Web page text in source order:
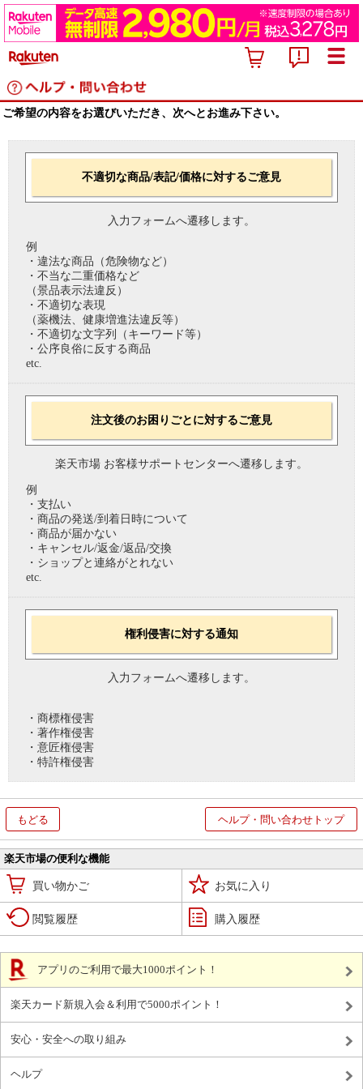
ご希望の内容をお選びいただき、次へとお進み下さい。
不適切な商品/表記/価格に対するご意見
入力フォームへ遷移します。
例
・違法な商品（危険物など）
・不当な二重価格など
（景品表示法違反）
・不適切な表現
（薬機法、健康増進法違反等）
・不適切な文字列（キーワード等）
・公序良俗に反する商品
etc.
注文後のお困りごとに対するご意見
楽天市場 お客様サポートセンターへ遷移します。
例
・支払い
・商品の発送/到着日時について
・商品が届かない
・キャンセル/返金/返品/交換
・ショップと連絡がとれない
etc.
権利侵害に対する通知
入力フォームへ遷移します。
・商標権侵害
・著作権侵害
・意匠権侵害
・特許権侵害
もどる ヘルプ・問い合わせトップ
楽天市場の便利な機能
買い物かご お気に入り
閲覧履歴 購入履歴
アプリのご利用で最大1000ポイント！
楽天カード新規入会＆利用で5000ポイント！
安心・安全への取り組み
ヘルプ